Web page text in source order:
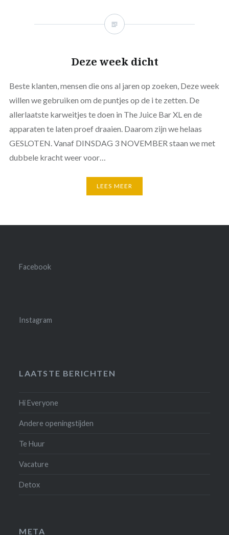
Deze week dicht
Beste klanten, mensen die ons al jaren op zoeken, Deze week
willen we gebruiken om de puntjes op de i te zetten. De
allerlaatste karweitjes te doen in The Juice Bar XL en de
apparaten te laten proef draaien. Daarom zijn we helaas
GESLOTEN. Vanaf DINSDAG 3 NOVEMBER staan we met
dubbele kracht weer voor…
LEES MEER
Facebook
Instagram
LAATSTE BERICHTEN
Hi Everyone
Andere openingstijden
Te Huur
Vacature
Detox
META